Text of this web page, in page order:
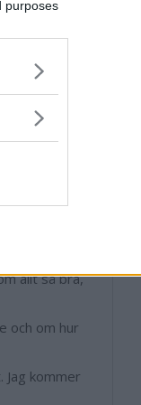
purposes
växte Sofie
hon fört
fira jul
skäl. Vi
oss av
för
till många
åren
allt så bra,
och om hur
kommer